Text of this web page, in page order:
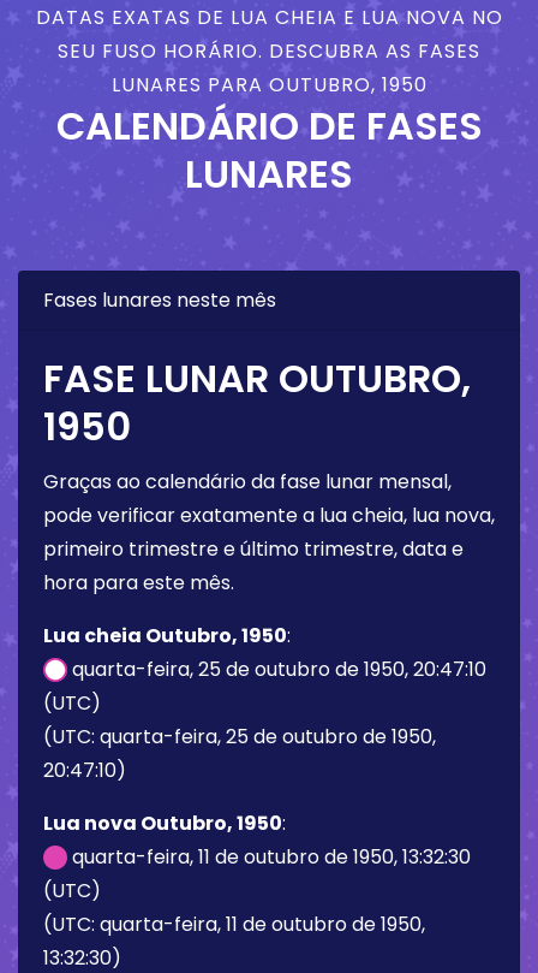
DATAS EXATAS DE LUA CHEIA E LUA NOVA NO
SEU FUSO HORÁRIO. DESCUBRA AS FASES
LUNARES PARA OUTUBRO, 1950
CALENDÁRIO DE FASES
LUNARES
Fases lunares neste mês
FASE LUNAR OUTUBRO,
1950
Graças ao calendário da fase lunar mensal,
pode verificar exatamente a lua cheia, lua nova,
primeiro trimestre e último trimestre, data e
hora para este mês.
Lua cheia Outubro, 1950:
quarta-feira, 25 de outubro de 1950, 20:47:10
(UTC)
(UTC: quarta-feira, 25 de outubro de 1950,
20:47:10)
Lua nova Outubro, 1950:
quarta-feira, 11 de outubro de 1950, 13:32:30
(UTC)
(UTC: quarta-feira, 11 de outubro de 1950,
13:32:30)